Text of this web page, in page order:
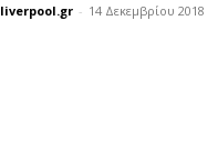
liverpool.gr - 14 Δεκεμβρίου 2018